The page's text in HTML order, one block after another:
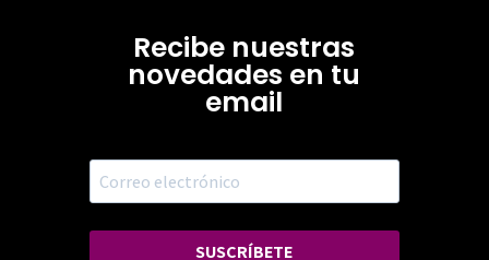
Recibe nuestras
novedades en tu
email
SUSCRÍBETE